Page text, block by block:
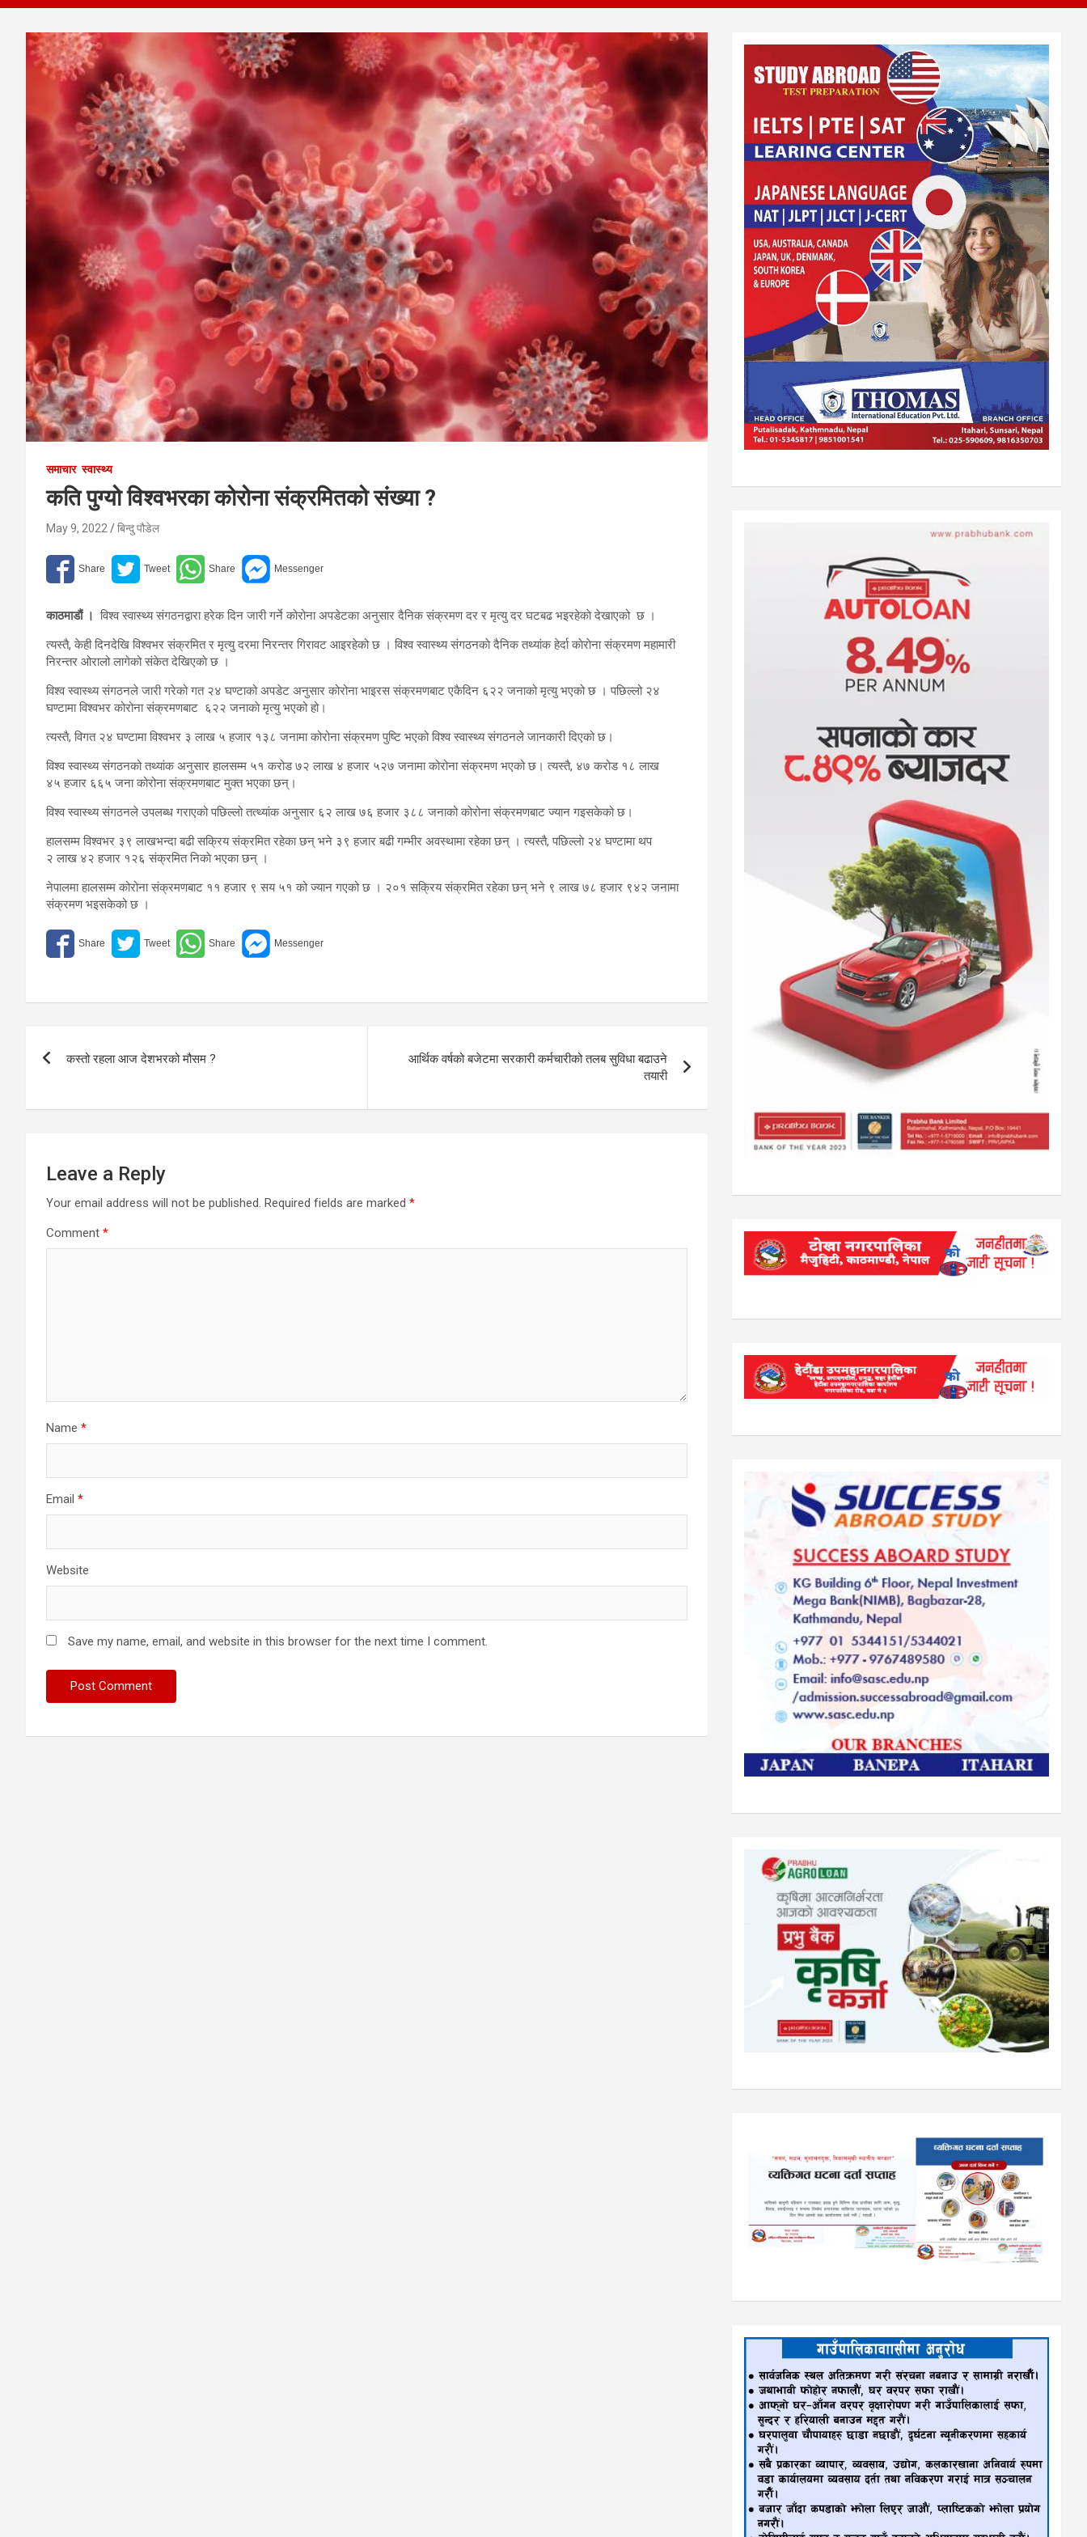
समाचार स्वास्थ्य
कति पुग्यो विश्वभरका कोरोना संक्रमितको संख्या ?
May 9, 2022 बिन्दु पौडेल
काठमाडौं । विश्व स्वास्थ्य संगठनद्वारा हरेक दिन जारी गर्ने कोरोना अपडेटका अनुसार दैनिक संक्रमण दर र मृत्यु दर घटबढ भइरहेकाे देखाएको छ ।
त्यस्तै, केही दिनदेखि विश्वभर संक्रमित र मृत्यु दरमा निरन्तर गिरावट आइरहेको छ । विश्व स्वास्थ्य संगठनकाे दैनिक तथ्यांक हेर्दा काेराेना संक्रमण महामारी
निरन्तर ओरालो लागेको संकेत देखिएकाे छ ।
विश्व स्वास्थ्य संगठनले जारी गरेको गत २४ घण्टाको अपडेट अनुसार कोरोना भाइरस संक्रमणबाट एकैदिन ६२२ जनाको मृत्यु भएको छ । पछिल्लो २४
घण्टामा विश्वभर कोरोना संक्रमणबाट ६२२ जनाकाे मृत्यु भएको हो।
त्यस्तै, विगत २४ घण्टामा विश्वभर ३ लाख ५ हजार १३८ जनामा कोरोना संक्रमण पुष्टि भएको विश्व स्वास्थ्य संगठनले जानकारी दिएको छ।
विश्व स्वास्थ्य संगठनको तथ्यांक अनुसार हालसम्म ५१ करोड ७२ लाख ४ हजार ५२७ जनामा कोरोना संक्रमण भएको छ। त्यस्तै, ४७ करोड १८ लाख
४५ हजार ६६५ जना कोरोना संक्रमणबाट मुक्त भएका छन्।
विश्व स्वास्थ्य संगठनले उपलब्ध गराएको पछिल्लो तत्थ्यांक अनुसार ६२ लाख ७६ हजार ३८८ जनाको कोरोना संक्रमणबाट ज्यान गइसकेको छ।
हालसम्म विश्वभर ३९ लाखभन्दा बढी सक्रिय संक्रमित रहेका छन् भने ३९ हजार बढी गम्भीर अवस्थामा रहेका छन् । त्यस्तै, पछिल्लाे २४ घण्टामा थप
२ लाख ४२ हजार १२६ संक्रमित निकाे भएका छन् ।
नेपालमा हालसम्म कोरोना संक्रमणबाट ११ हजार ९ सय ५१ को ज्यान गएको छ । २०१ सक्रिय संक्रमित रहेका छन् भने ९ लाख ७८ हजार ९४२ जनामा
संक्रमण भइसकेको छ ।
कस्तो रहला आज देशभरको मौसम ?
आर्थिक वर्षको बजेटमा सरकारी कर्मचारीको तलब सुविधा बढाउने
तयारी
Leave a Reply
Your email address will not be published. Required fields are marked *
Comment *
Name *
Email *
Website
Save my name, email, and website in this browser for the next time I comment.